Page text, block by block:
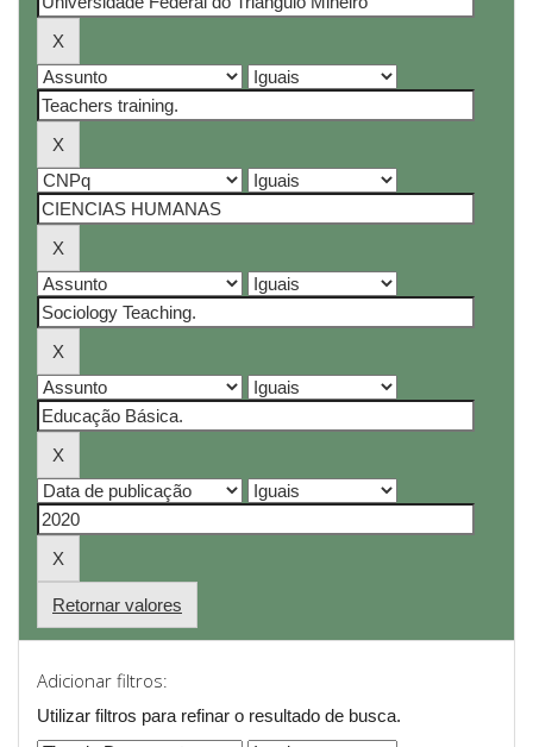
Retornar valores
Adicionar filtros:
Utilizar filtros para refinar o resultado de busca.